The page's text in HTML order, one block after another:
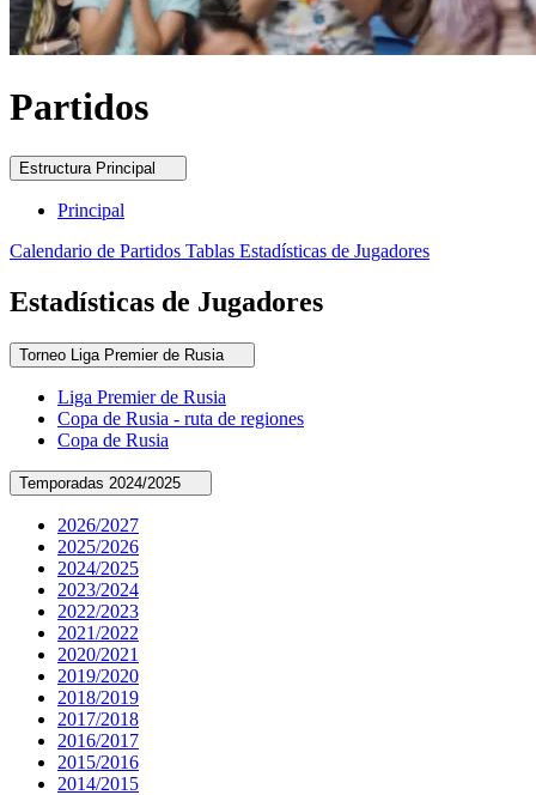
Partidos
Estructura Principal
Principal
Calendario de Partidos Tablas Estadísticas de Jugadores
Estadísticas de Jugadores
Torneo Liga Premier de Rusia
Liga Premier de Rusia
Copa de Rusia - ruta de regiones
Copa de Rusia
Temporadas 2024/2025
2026/2027
2025/2026
2024/2025
2023/2024
2022/2023
2021/2022
2020/2021
2019/2020
2018/2019
2017/2018
2016/2017
2015/2016
2014/2015